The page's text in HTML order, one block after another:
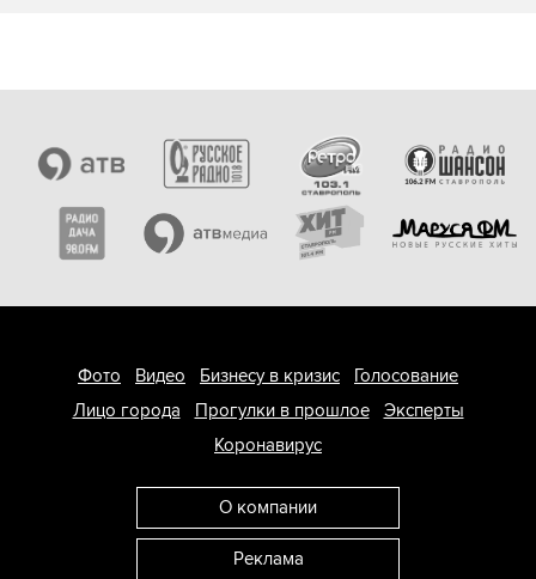
Фото Видео Бизнесу в кризис
Голосование
Лицо города
Прогулки в прошлое
Эксперты
Коронавирус
О компании
Реклама